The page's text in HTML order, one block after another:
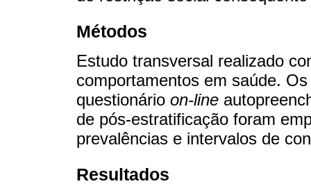
Métodos
Estudo transversal realizado
comportamentos em saúde.
questionário on-line
de pós-estratificação foram
prevalências e intervalos de
Resultados